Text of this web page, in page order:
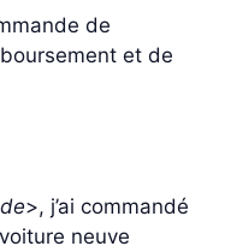
de
et de
>, j’ai commandé
neuve